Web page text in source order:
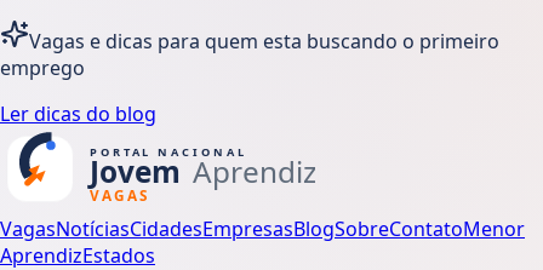
Vagas e dicas para quem esta buscando o primeiro
emprego
Ler dicas do blog
VagasNotíciasCidadesEmpresasBlogSobreContatoMenor
AprendizEstados